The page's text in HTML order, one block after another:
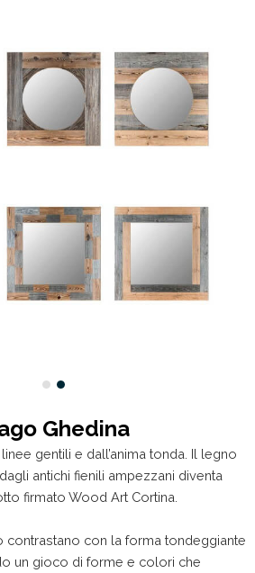
Ghedina
gentili e dall’anima tonda. Il legno
antichi fienili ampezzani diventa
firmato Wood Art Cortina.
contrastano con la forma tondeggiante
un gioco di forme e colori che